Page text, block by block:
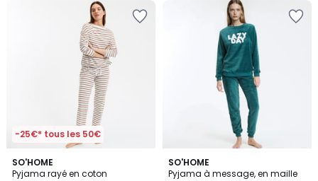
-25€* tous les 50€
SO'HOME
Pyjama rayé en coton
4,8
/ 5
SO'HOME
Pyjama à message, en maille
4,4
/ 5
2
Couleurs